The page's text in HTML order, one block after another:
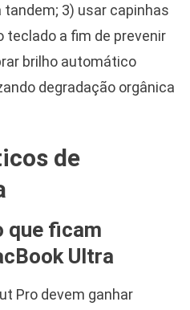
3) usar capinhas
teclado a fim de prevenir
brilho automático
degradação orgânica
de
que ficam
Ultra
Pro devem ganhar